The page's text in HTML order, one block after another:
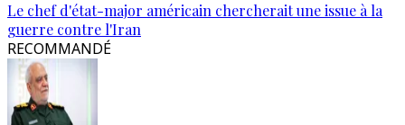
Le chef d'état-major américain chercherait une issue à la
guerre contre l'Iran
RECOMMANDÉ